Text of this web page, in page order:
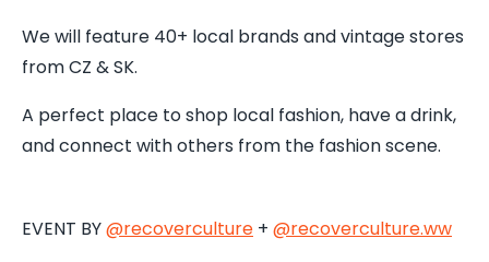
We will feature 40+ local brands and vintage stores
from CZ & SK.
A perfect place to shop local fashion, have a drink,
and connect with others from the fashion scene.
EVENT BY@recoverculture + @recoverculture.ww